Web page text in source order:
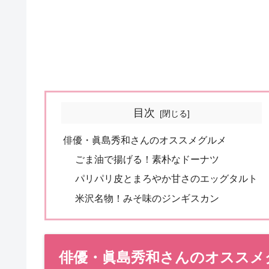
目次
俳優・眞島秀和さんのオススメグルメ
ごま油で揚げる！素朴なドーナツ
パリパリ皮とまろやか甘さのエッグタルト
米沢名物！みそ味のジンギスカン
俳優・眞島秀和さんのオスス